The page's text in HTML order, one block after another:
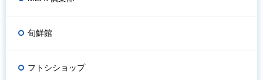
旬鮮館
フトシショップ